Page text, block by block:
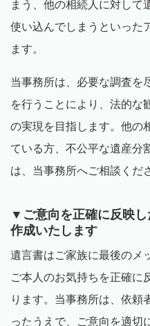
まう、他の相続人に対して
使い込んでしまうといった
ます。
当事務所は、必要な調査を
を行うことにより、法的な
の実現を目指します。他の
ている方、不公平な遺産分
は、当事務所へご相談くだ
▼ご意向を正確に反映
作成いたします
遺言書はご家族に最後のメ
ご本人のお気持ちを正確に
ります。当事務所は、依頼
ったうえで、ご意向を適切